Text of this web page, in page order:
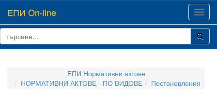
ЕПИ On-line
ЕПИ Нормативни актове
НОРМАТИВНИ АКТОВЕ - ПО ВИДОВЕ
Постановления